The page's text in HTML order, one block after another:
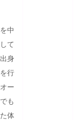
中
て
身
行
ー
も
体